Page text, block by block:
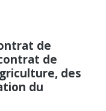
de
de
des
du